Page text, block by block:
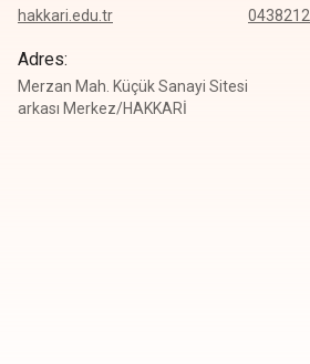
hakkari.edu.tr 0
Adres:
Merzan Mah. Küçük Sanayi Sitesi
arkası Merkez/HAKKARİ